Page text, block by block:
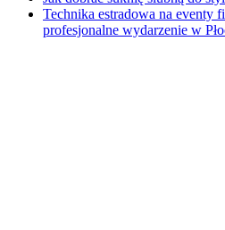
Technika estradowa na eventy
profesjonalne wydarzenie w